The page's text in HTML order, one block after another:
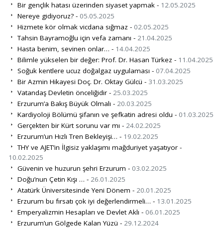
Bir gençlik hatası üzerinden siyaset yapmak - 12.05.2025
Nereye gidiyoruz? - 05.05.2025
Hizmete kör olmak vicdana sığmaz - 02.05.2025
Tahsin Bayramoğlu için vefa zamanı - 21.04.2025
Hasta benim, sevinen onlar… - 14.04.2025
Bilimle yükselen bir değer: Prof. Dr. Hasan Türkez - 11.04.2025
Soğuk kentlere ucuz doğalgaz uygulaması - 07.04.2025
Bir Azmin Hikayesi Doç. Dr. Oktay Gülcü - 31.03.2025
Vatandaş Devletin önceliğidir - 25.03.2025
Erzurum’a Bakış Büyük Olmalı - 20.03.2025
Kardiyoloji Bölümü şifanın ve şefkatin adresi oldu - 01.03.2025
Gerçekten bir Kürt sorunu var mı - 24.02.2025
Erzurum’un Hızlı Tren Bekleyişi… - 19.02.2025
THY ve AJET’in İlgisiz yaklaşımı mağduriyet yaşatıyor -
10.02.2025
Güvenin ve huzurun şehri Erzurum - 03.02.2025
Doğu’nun Çetin Kışı … - 26.01.2025
Atatürk Üniversitesinde Yeni Dönem - 20.01.2025
Erzurum bu fırsatı çok iyi değerlendirmeli… - 13.01.2025
Emperyalizmin Hesapları ve Devlet Aklı - 06.01.2025
Erzurum’un Gölgede Kalan Yüzü - 29.12.2024